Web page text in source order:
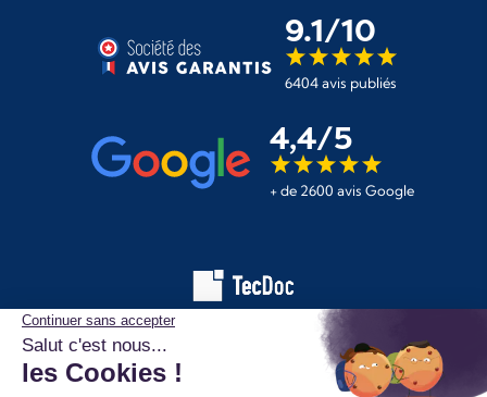
9.1/10
6404 avis publiés
4,4/5
+ de 2600 avis Google
Les informations affichées sur ce site de pièces automobiles
proviennent de la base de données TecDoc. Elles sont protégées
par le droit d’auteur et ne peuvent en aucun cas être copiées,